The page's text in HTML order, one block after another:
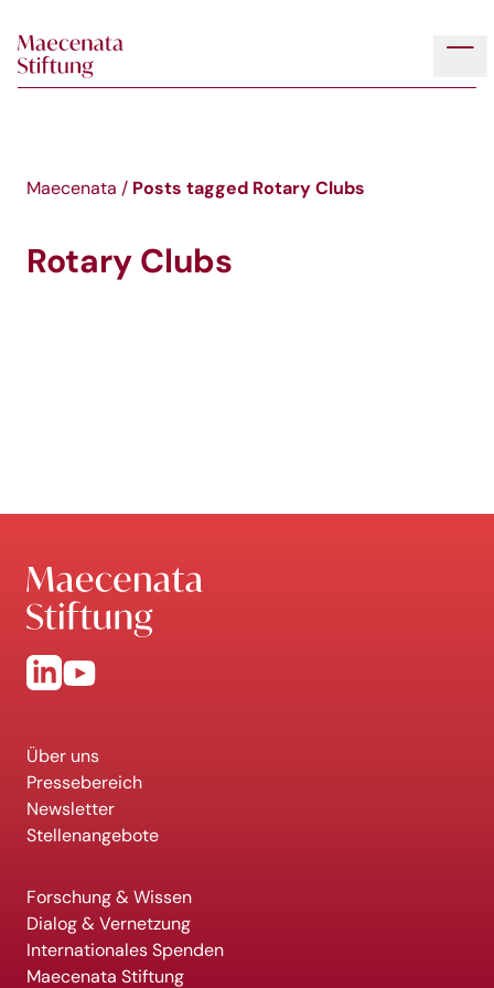
Maecenata / Posts tagged Rotary Clubs
Rotary Clubs
Über uns
Pressebereich
Newsletter
Stellenangebote
Forschung & Wissen
Dialog & Vernetzung
Internationales Spenden
Maecenata Stiftung